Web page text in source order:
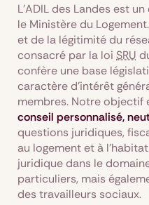
L’ADIL des Landes est
le Ministère du
et de la légitimité du
consacré par la loi SRU
confère une base
caractère d’intérêt
membres. Notre objectif
conseil personnalisé,
questions juridiques,
au logement et à
juridique dans le
particuliers, mais
des travailleurs sociaux.